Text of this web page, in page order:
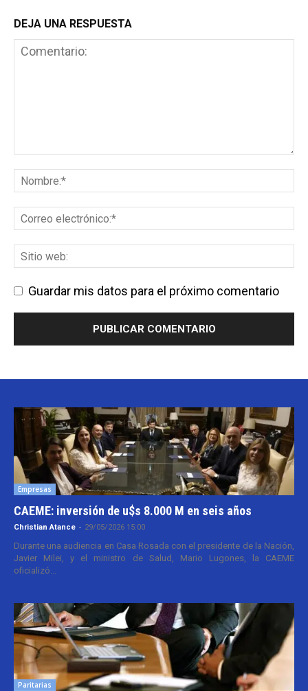
DEJA UNA RESPUESTA
Guardar mis datos para el próximo comentario
Empresas
CAEME: inversión de u$s 8.000 M en seis años
Christian Atance - 29/05/2026 15:00
Durante una audiencia en Casa Rosada con el presidente de la Nación,
Javier Milei, y el ministro de Salud, Mario Lugones, la CAEME
oficializó...
Paritarias